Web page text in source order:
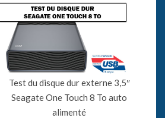
Test du disque dur externe 3,5″
Seagate One Touch 8 To auto
alimenté